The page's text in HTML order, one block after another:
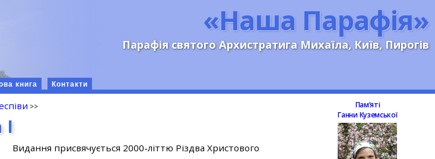
«Наша Парафія»
Парафія святого Архистратига Михаїла, Київ, Пирогів
книга Контакти
I
Видання присвячується 2000-літтю Різдва Христового
Памʼяті
Ганни Куземської